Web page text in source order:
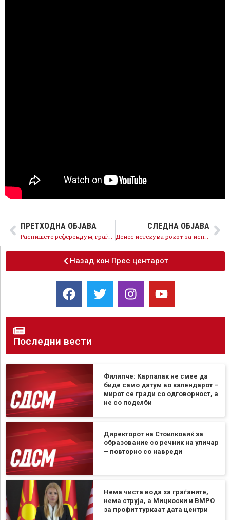
ПРЕТХОДНА ОБЈАВА СЛЕДНА ОБЈАВА
Денес истекува рокот за исполнување на Реформската агенда – уште една лага на Мицкоски
Назад кон Прес центарот
Последни вести
Филипче: Карпалак не смее да
биде само датум во календарот –
мирот се гради со одговорност, а
не со поделби
Директорот на Стоилковиќ за
образование со речник на уличар
– повторно со навреди
Нема чиста вода за граѓаните,
нема струја, а Мицкоски и ВМРО
за профит туркаат дата центри